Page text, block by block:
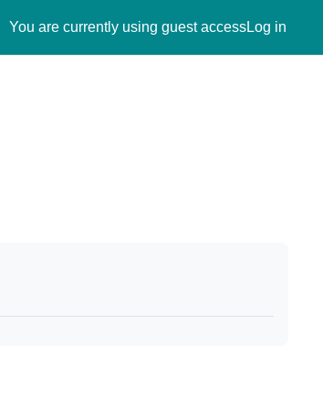
You are currently using guest accessLog in